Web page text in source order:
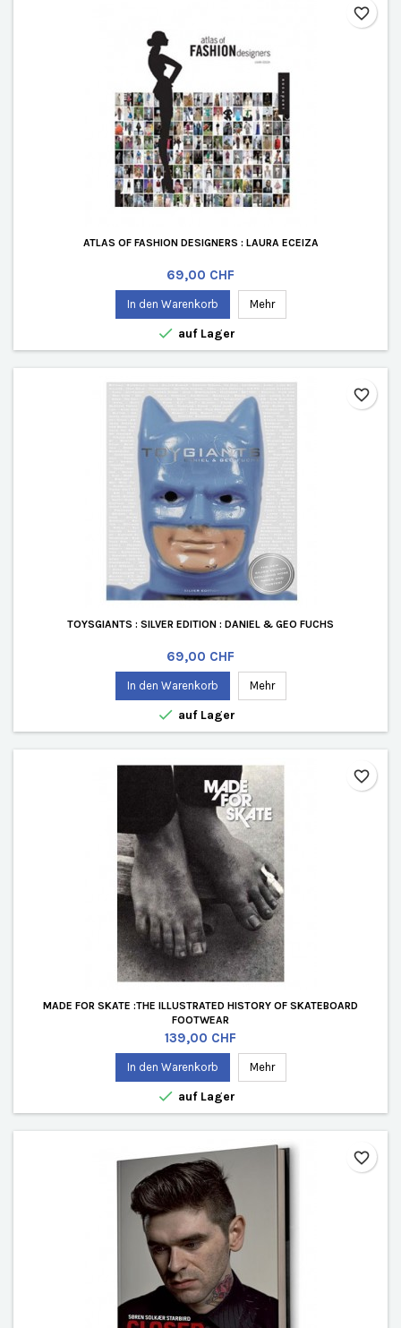
ATLAS OF FASHION DESIGNERS : LAURA ECEIZA
Preis
69,00 CHF
In den Warenkorb Mehr
 auf Lager
favorite_border
TOYSGIANTS : SILVER EDITION : DANIEL & GEO FUCHS
Preis
69,00 CHF
In den Warenkorb Mehr
 auf Lager
favorite_border
MADE FOR SKATE :THE ILLUSTRATED HISTORY OF SKATEBOARD
FOOTWEAR
Preis
139,00 CHF
In den Warenkorb Mehr
 auf Lager
favorite_border
favorite_border